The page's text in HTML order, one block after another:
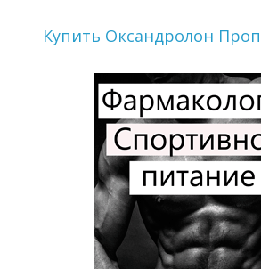
Купить Оксандролон